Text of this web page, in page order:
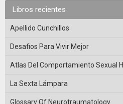
Libros recientes
Apellido Cunchillos
Desafios Para Vivir Mejor
Atlas Del Comportamiento Sexual
La Sexta Lámpara
Glossary Of Neurotraumatology